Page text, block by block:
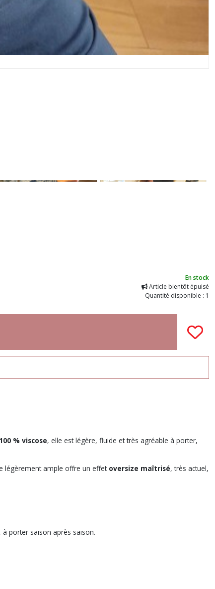
En stock
Article bientôt épuisé
Quantité disponible : 1
100 % viscose, elle est légère, fluide et très agréable à porter,
légèrement ample offre un effet oversize maîtrisé, très actuel,
à porter saison après saison.